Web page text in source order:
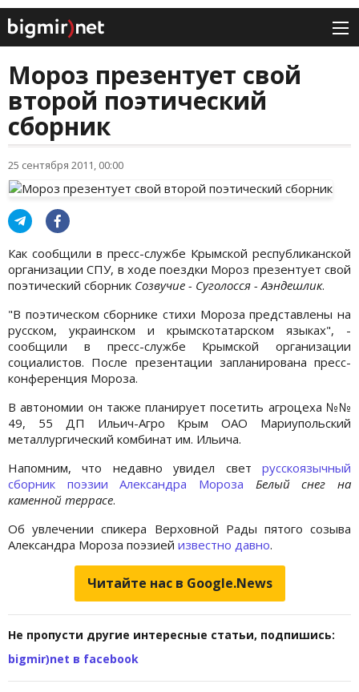
Мороз презентует свой
второй поэтический
сборник
25 сентября 2011, 00:00
Как сообщили в пресс-службе Крымской республиканской
организации СПУ, в ходе поездки Мороз презентует свой
поэтический сборник Созвучие - Суголосся - Аэндешлик.
"В поэтическом сборнике стихи Мороза представлены на
русском, украинском и крымскотатарском языках", -
сообщили в пресс-службе Крымской организации
социалистов. После презентации запланирована пресс-
конференция Мороза.
В автономии он также планирует посетить агроцеха №№
49, 55 ДП Ильич-Агро Крым ОАО Мариупольский
металлургический комбинат им. Ильича.
Напомним, что недавно увидел свет русскоязычный
сборник поэзииАлександра Мороза
Белый снег на
каменной террасе.
Об увлечении спикера Верховной Рады пятого созыва
Александра Мороза поэзией известно давно.
Читайте нас в Google.News
Не пропусти другие интересные статьи, подпишись:
bigmir)net в facebook